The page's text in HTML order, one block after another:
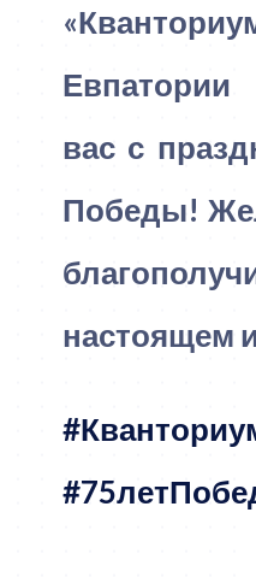
вас с
Победы!
настоящем